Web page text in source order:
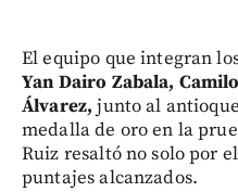
El equipo que integran
Yan Dairo Zabala,
Álvarez, junto al
medalla de oro en la
Ruiz resaltó no solo por
puntajes alcanzados.